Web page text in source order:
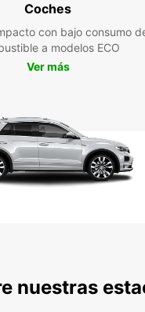
Coches
con bajo consumo
a modelos ECO
Ver más
nuestras